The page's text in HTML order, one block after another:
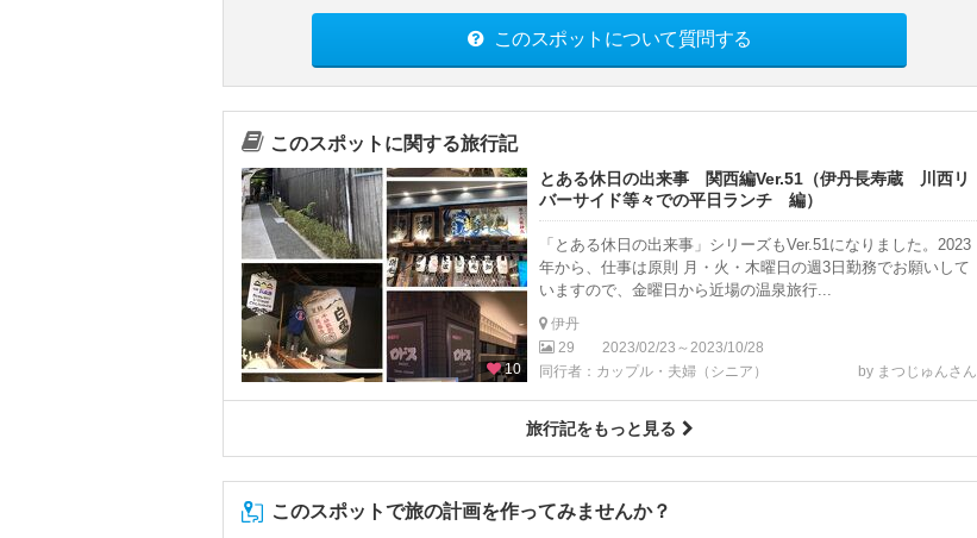
このスポットについて質問する
このスポットに関する旅行記
10
とある休日の出来事 関西編Ver.51（伊丹長寿蔵 川西リ
バーサイド等々での平日ランチ 編）
「とある休日の出来事」シリーズもVer.51になりました。2023
年から、仕事は原則 月・火・木曜日の週3日勤務でお願いして
いますので、金曜日から近場の温泉旅行...
伊丹
29
2023/02/23～2023/10/28
同行者：カップル・夫婦（シニア）
by まつじゅんさん
旅行記をもっと見る
このスポットで旅の計画を作ってみませんか？